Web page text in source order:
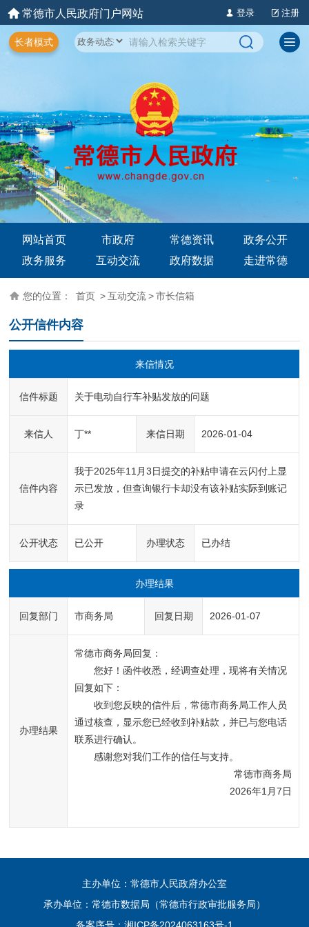
常德市人民政府门户网站 登录 注册
长者模式
网站首页 市政府 常德资讯
政务公开
政务服务
互动交流 政府数据 走进常德
您的位置： 首页 > 互动交流 > 市长信箱
公开信件内容
来信情况
信件标题 关于电动自行车补贴发放的问题
来信人 丁** 来信日期 2026-01-04
信件内容
我于2025年11月3日提交的补贴申请在云闪付上显
示已发放，但查询银行卡却没有该补贴实际到账记
录
公开状态 已公开 办理状态 已办结
办理结果
回复部门 市商务局 回复日期 2026-01-07
办理结果
常德市商务局回复：
您好！函件收悉，经调查处理，现将有关情况
回复如下：
收到您反映的信件后，常德市商务局工作人员
通过核查，显示您已经收到补贴款，并已与您电话
联系进行确认。
感谢您对我们工作的信任与支持。
常德市商务局
2026年1月7日
主办单位：常德市人民政府办公室
承办单位：常德市数据局（常德市行政审批服务局）